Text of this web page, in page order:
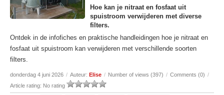
Hoe kan je nitraat en fosfaat uit
spuistroom verwijderen met diverse
filters.
Ontdek in de infofiches en praktische handleidingen hoe je nitraat en
fosfaat uit spuistroom kan verwijderen met verschillende soorten
filters.
donderdag 4 juni 2026 / Auteur: Elise / Number of views (397) / Comments (0) /
Article rating: No rating